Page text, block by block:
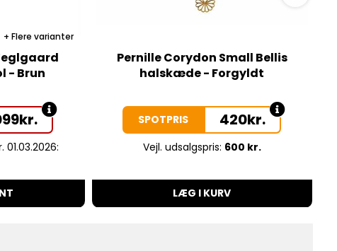
Flere varianter
- Brun
kr.
01.03.2026:
Pernille Corydon Small Bellis
halskæde - Forgyldt
SPOTPRIS 420kr.
Vejl. udsalgspris: 600 kr.
LÆG I KURV